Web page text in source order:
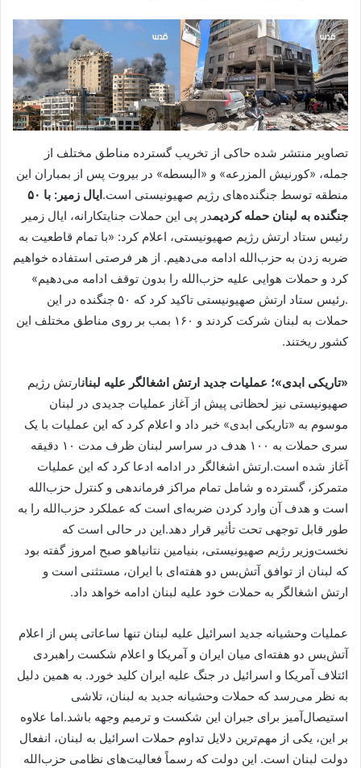
تصاویر منتشر شده حاکی از تخریب گسترده مناطق مختلف از
جمله، «کورنیش المزرعه» و «البسطه» در بیروت پس از بمباران این
منطقه توسط جنگنده‌های رژیم صهیونیستی است.
ایال زمیر: با ۵۰
جنگنده به لبنان حمله کردیمدر پی این حملات جنایتکارانه، ایال زمیر
رئیس ستاد ارتش رژیم صهیونیستی، اعلام کرد: «با تمام قاطعیت به
ضربه زدن به حزب‌الله ادامه می‌دهیم. از هر فرصتی استفاده خواهیم
کرد و حملات هوایی علیه حزب‌الله را بدون توقف ادامه می‌دهیم»
.رئیس ستاد ارتش صهیونیستی تاکید کرد که ۵۰ جنگنده در این
حملات به لبنان شرکت کردند و ۱۶۰ بمب بر روی مناطق مختلف این
کشور ریختند.
«تاریکی ابدی»؛ عملیات جدید ارتش اشغالگر علیه لبنانارتش رژیم
صهیونیستی نیز لحظاتی پیش از آغاز عملیات جدیدی در لبنان
موسوم به «تاریکی ابدی» خبر داد و اعلام کرد که این عملیات با یک
سری حملات به ۱۰۰ هدف در سراسر لبنان ظرف مدت ۱۰ دقیقه
آغاز شده است.ارتش اشغالگر در ادامه ادعا کرد که این عملیات
متمرکز، گسترده و شامل تمام مراکز فرماندهی و کنترل حزب‌الله
است و هدف آن وارد کردن ضربه‌ای است که عملکرد حزب‌الله را به
طور قابل توجهی تحت تأثیر قرار دهد.این در حالی است که
نخست‌وزیر رژیم صهیونیستی، بنیامین نتانیاهو صبح امروز گفته بود
که لبنان از توافق آتش‌بس دو هفته‌ای با ایران، مستثنی است و
ارتش اشغالگر به حملات خود علیه لبنان ادامه خواهد داد.
عملیات وحشیانه جدید اسرائیل علیه لبنان تنها ساعاتی پس از اعلام
آتش‌بس دو هفته‌ای میان ایران و آمریکا و اعلام شکست راهبردی
ائتلاف آمریکا و اسرائیل در جنگ علیه ایران کلید خورد. به همین دلیل
به نظر می‌رسد که حملات وحشیانه جدید به لبنان، تلاشی
استیصال‌آمیز برای جبران این شکست و ترمیم وجهه باشد.اما علاوه
بر این، یکی از مهم‌ترین دلایل تداوم حملات اسرائیل به لبنان، انفعال
دولت لبنان است. این دولت که رسماً فعالیت‌های نظامی حزب‌الله